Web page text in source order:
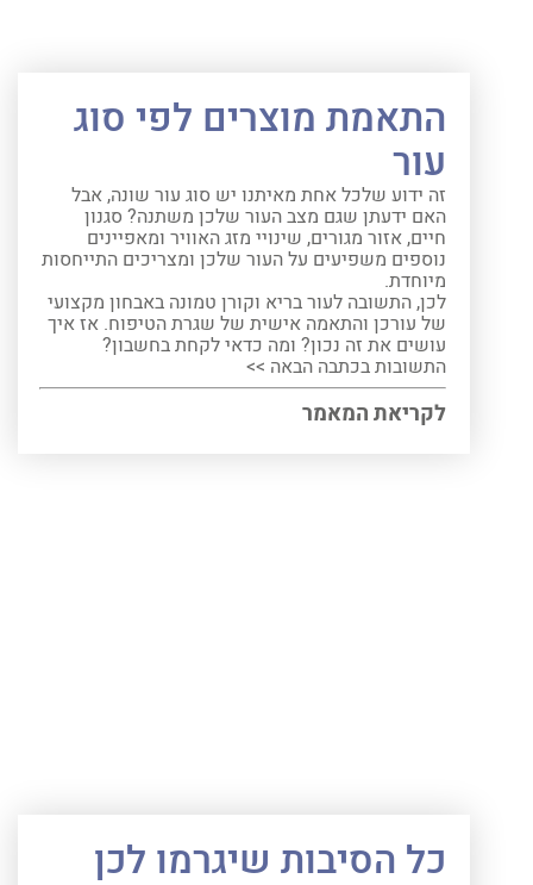
התאמת מוצרים לפי סוג
עור
זה ידוע שלכל אחת מאיתנו יש סוג עור שונה, אבל
האם ידעתן שגם מצב העור שלכן משתנה? סגנון
חיים, אזור מגורים, שינויי מזג האוויר ומאפיינים
נוספים משפיעים על העור שלכן ומצריכים התייחסות
מיוחדת.
לכן, התשובה לעור בריא וקורן טמונה באבחון מקצועי
של עורכן והתאמה אישית של שגרת הטיפוח. אז איך
עושים את זה נכון? ומה כדאי לקחת בחשבון?
התשובות בכתבה הבאה >>
לקריאת המאמר
כל הסיבות שיגרמו לכן